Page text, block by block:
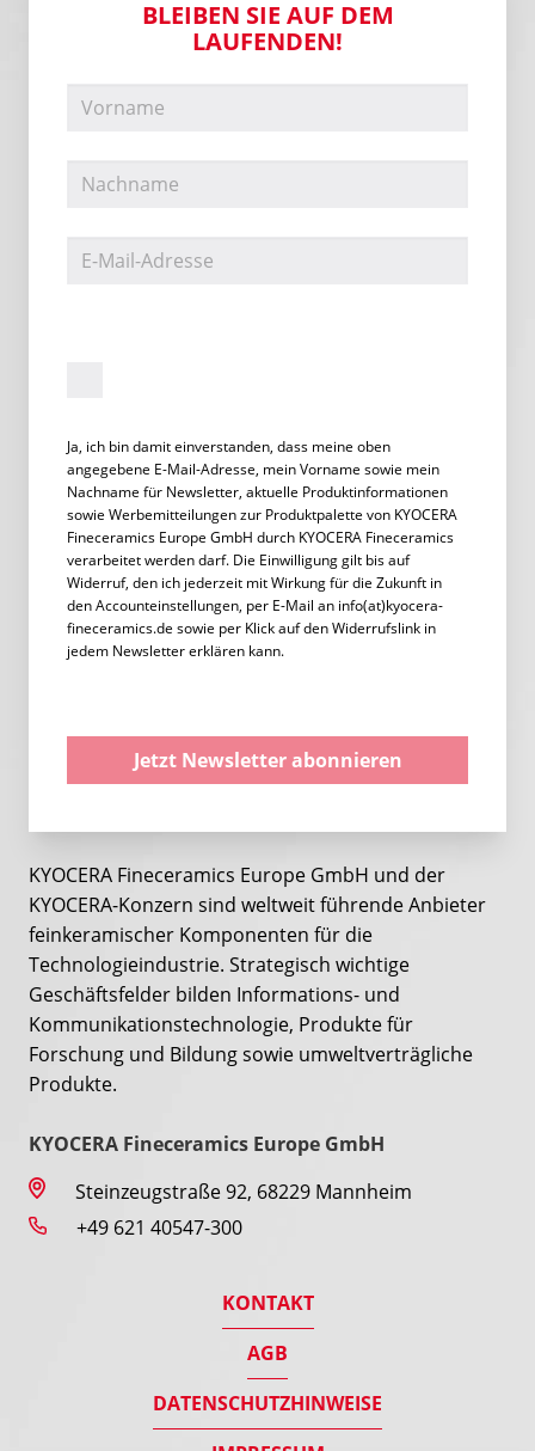
KYOCERA Fineceramics Europe GmbH und der
KYOCERA-Konzern sind weltweit führende Anbieter
feinkeramischer Komponenten für die
Technologieindustrie. Strategisch wichtige
Geschäftsfelder bilden Informations- und
Kommunikationstechnologie, Produkte für
Forschung und Bildung sowie umweltverträgliche
Produkte.
KYOCERA Fineceramics Europe GmbH
Steinzeugstraße 92, 68229 Mannheim
+49 621 40547-300
KONTAKT
AGB
DATENSCHUTZHINWEISE
BLEIBEN SIE AUF DEM
LAUFENDEN!
Ja, ich bin damit einverstanden, dass meine oben
angegebene E-Mail-Adresse, mein Vorname sowie mein
Nachname für Newsletter, aktuelle Produktinformationen
sowie Werbemitteilungen zur Produktpalette von KYOCERA
Fineceramics Europe GmbH durch KYOCERA Fineceramics
verarbeitet werden darf. Die Einwilligung gilt bis auf
Widerruf, den ich jederzeit mit Wirkung für die Zukunft in
den Accounteinstellungen, per E-Mail an info(at)kyocera-
fineceramics.de sowie per Klick auf den Widerrufslink in
jedem Newsletter erklären kann.
Jetzt Newsletter abonnieren